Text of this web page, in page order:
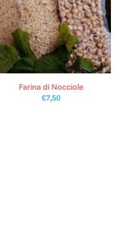
Farina di Nocciole
€7,50